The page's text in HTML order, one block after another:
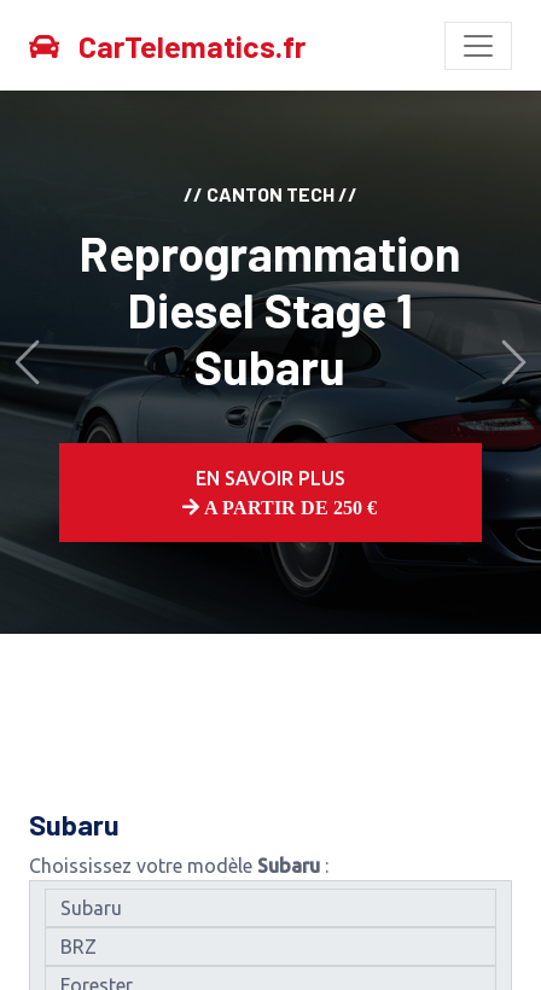
CarTelematics.fr
// CANTON TECH //
Reprogrammation
Diesel Stage 1
Subaru
EN SAVOIR PLUS
A PARTIR DE 250 €
Avant
Subaru
Choississez votre modèle Subaru :